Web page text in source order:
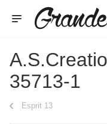
35713-1
Esprit 13